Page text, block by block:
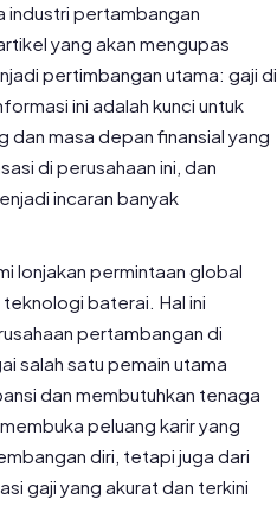
industri pertambangan
yang akan mengupas
pertimbangan utama: gaji di
ini adalah kunci untuk
dan masa depan finansial yang
di perusahaan ini, dan
incaran banyak
lonjakan permintaan global
baterai. Hal ini
pertambangan di
salah satu pemain utama
dan membutuhkan tenaga
peluang karir yang
diri, tetapi juga dari
gaji yang akurat dan terkini